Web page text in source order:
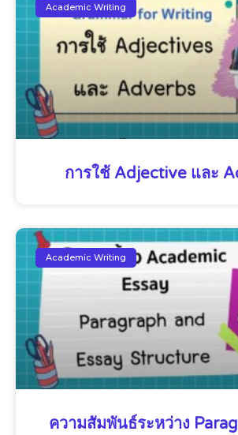
Academic Writing
การใช้ Adjective และ
Academic Writing
ความสัมพันธ์ระหว่าง